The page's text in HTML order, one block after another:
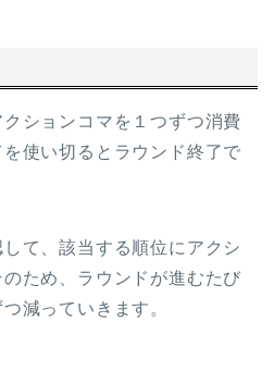
ションコマを１つずつ消費
使い切るとラウンド終了で
て、該当する順位にアクシ
ため、ラウンドが進むたび
減っていきます。